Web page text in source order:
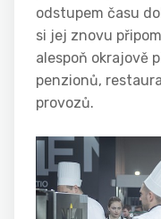
odstupem času
si jej znovu
alespoň okrajově
penzionů,
provozů.